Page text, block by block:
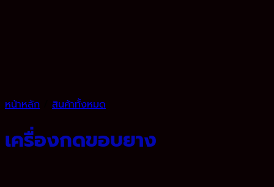
หน้าหลัก สินค้าทั้งหมด
เครื่องกดขอบยาง